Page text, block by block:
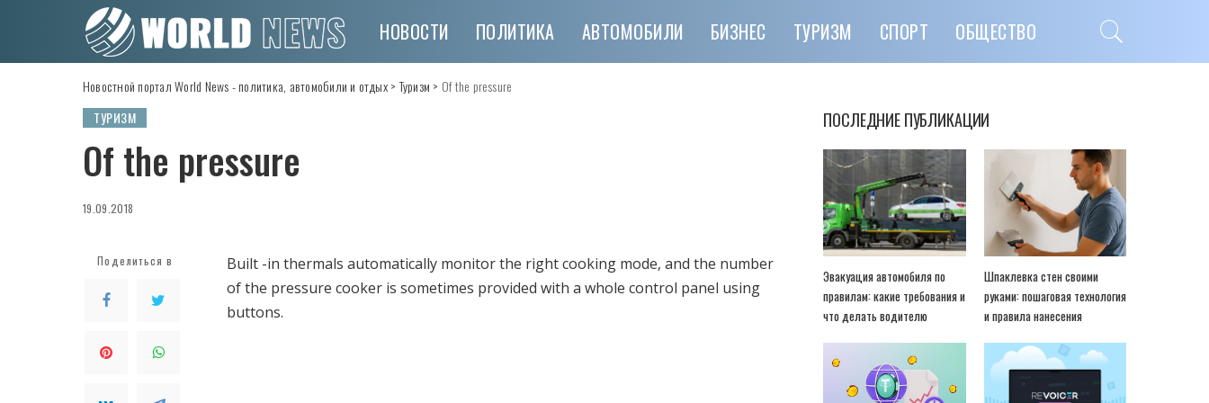
НОВОСТИ ПОЛИТИКА АВТОМОБИЛИ БИЗНЕС ТУРИЗМ СПОРТ ОБЩЕСТВО
Новостной портал World News - политика, автомобили и отдых>Туризм > Of the pressure
ТУРИЗМ
Of the pressure
19.09.2018
Поделиться в
Built -in thermals automatically monitor the right cooking mode, and the number
of the pressure cooker is sometimes provided with a whole control panel using
buttons.
ПОСЛЕДНИЕ ПУБЛИКАЦИИ
Эвакуация автомобиля по
правилам: какие требования и
что делать водителю
Шпаклевка стен своими
руками: пошаговая технология
и правила нанесения